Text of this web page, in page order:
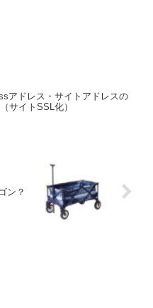
アドレス・サイトアドレスの
サイトSSL化）
ン？